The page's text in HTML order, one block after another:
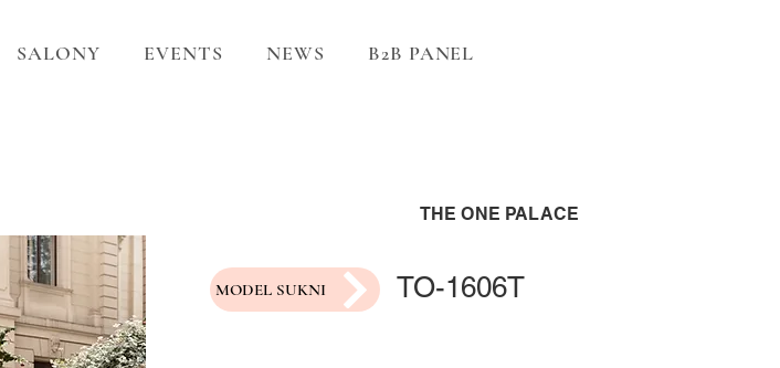
SALONY EVENTS NEWS B2B PANEL
THE ONE PALACE
MODEL SUKNI TO-1606T